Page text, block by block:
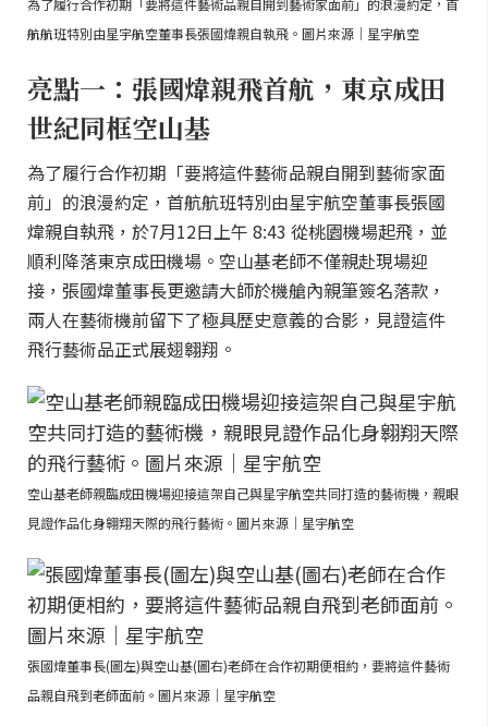
為了履行合作初期「要將這件藝術品親自開到藝術家面前」的浪漫約定，首
航航班特別由星宇航空董事長張國煒親自執飛。圖片來源｜星宇航空
亮點一：張國煒親飛首航，東京成田
世紀同框空山基
為了履行合作初期「要將這件藝術品親自開到藝術家面
前」的浪漫約定，首航航班特別由星宇航空董事長張國
煒親自執飛，於7月12日上午 8:43 從桃園機場起飛，並
順利降落東京成田機場。空山基老師不僅親赴現場迎
接，張國煒董事長更邀請大師於機艙內親筆簽名落款，
兩人在藝術機前留下了極具歷史意義的合影，見證這件
飛行藝術品正式展翅翱翔。
空山基老師親臨成田機場迎接這架自己與星宇航空共同打造的藝術機，親眼
見證作品化身翱翔天際的飛行藝術。圖片來源｜星宇航空
張國煒董事長(圖左)與空山基(圖右)老師在合作初期便相約，要將這件藝術
品親自飛到老師面前。圖片來源｜星宇航空